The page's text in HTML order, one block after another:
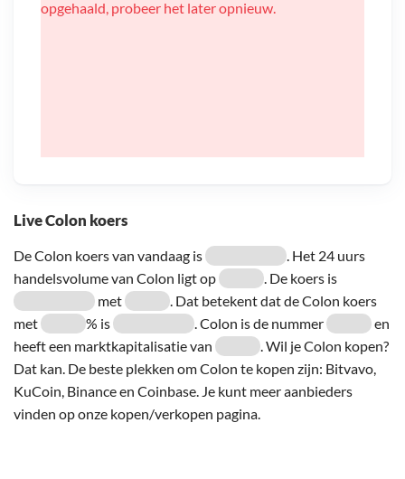
Live Colon koers
De Colon koers van vandaag is
. Het 24 uurs
handelsvolume van Colon ligt op
. De koers is
met
. Dat betekent dat de Colon koers
met
% is . Colon is de nummer
en
heeft een marktkapitalisatie van
. Wil je Colon kopen?
Dat kan. De beste plekken om Colon te kopen zijn: Bitvavo,
KuCoin, Binance en Coinbase. Je kunt meer aanbieders
vinden op onze kopen/verkopen pagina.
opgehaald, probeer het later opnieuw.